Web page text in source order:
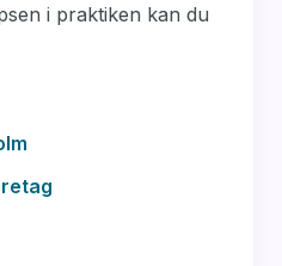
i praktiken kan du